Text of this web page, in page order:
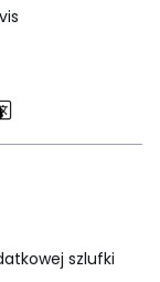
szlufki